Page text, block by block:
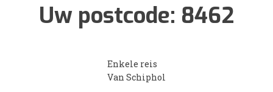
Uw postcode: 8462
Enkele reis
Van Schiphol